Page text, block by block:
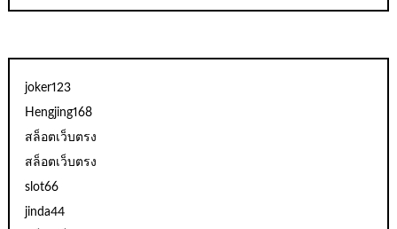
joker123
Hengjing168
สล็อตเว็บตรง
สล็อตเว็บตรง
slot66
jinda44